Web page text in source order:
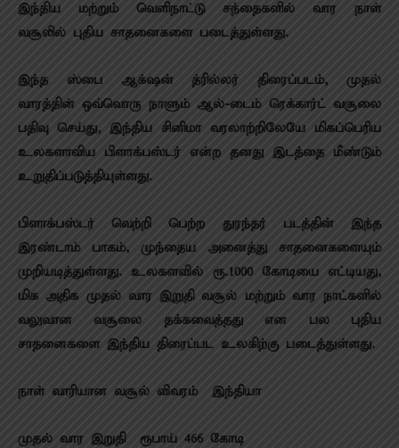
இந்திய மற்றும் வெளிநாட்டு சந்தைகளில் வார நாள்
வசூலில் புதிய சாதனைகளை படைத்துள்ளது.
இந்த ஸ்பை ஆக்‌ஷன் த்ரில்லர் திரைப்படம், முதல்
வாரத்தின் ஒவ்வொரு நாளும் ஆல்-டைம் ரெக்கார்ட் வசூலை
பதிவு செய்து, இந்திய சினிமா வரலாற்றிலேயே மிகப்பெரிய
உலகளாவிய பிளாக்பஸ்டர் என்ற தனது இடத்தை மீண்டும்
உறுதிப்படுத்தியுள்ளது.
பிளாக்பஸ்டர் வெற்றி பெற்ற துரந்தர் படத்தின் இந்த
இரண்டாம் பாகம், முந்தைய அனைத்து சாதனைகளையும்
முறியடித்துள்ளது. உலகளவில் ரூ.1000 கோடியை எட்டியது,
மிக அதிக முதல் வார இறுதி வசூல் மற்றும் வார நாட்களில்
வலுவான வசூலை தக்கவைத்தது என பல புதிய
சாதனைகளை இந்திய திரைப்பட உலகிற்கு படைத்துள்ளது.
நாள் வாரியான வசூல் விவரம் – இந்தியா
முதல் வார இறுதி – ரூபாய் 466 கோடி